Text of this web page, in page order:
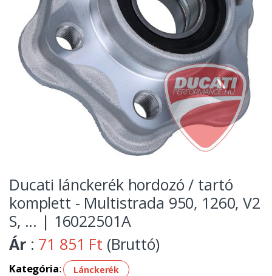
Ducati lánckerék hordozó / tartó
komplett - Multistrada 950, 1260, V2
S, ... | 16022501A
Ár : 71 851 Ft (Bruttó)
Kategória: Lánckerék